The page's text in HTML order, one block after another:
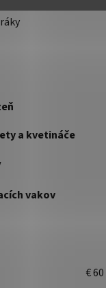
a kvetináče
vakov
€60